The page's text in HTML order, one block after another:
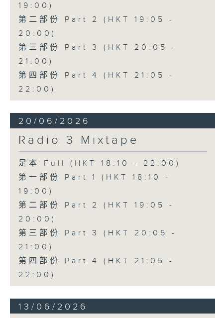
19:00)
第二部份 Part 2 (HKT 19:05 -
20:00)
第三部份 Part 3 (HKT 20:05 -
21:00)
第四部份 Part 4 (HKT 21:05 -
22:00)
20/06/2026
Radio 3 Mixtape
足本 Full (HKT 18:10 - 22:00)
第一部份 Part 1 (HKT 18:10 -
19:00)
第二部份 Part 2 (HKT 19:05 -
20:00)
第三部份 Part 3 (HKT 20:05 -
21:00)
第四部份 Part 4 (HKT 21:05 -
22:00)
13/06/2026